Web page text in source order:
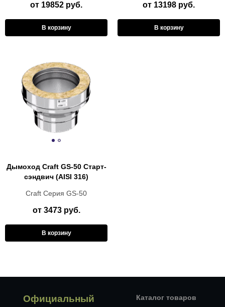
от 19852 руб.
В корзину
от 13198 руб.
В корзину
Дымоход Craft GS-50 Старт-
сэндвич (AISI 316)
Craft Cерия GS-50
от 3473 руб.
В корзину
Официальный
Каталог товаров